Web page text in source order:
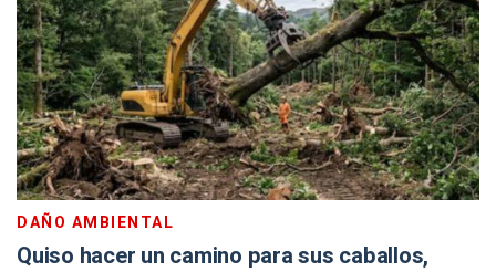
DAÑO AMBIENTAL
Quiso hacer un camino para sus caballos,